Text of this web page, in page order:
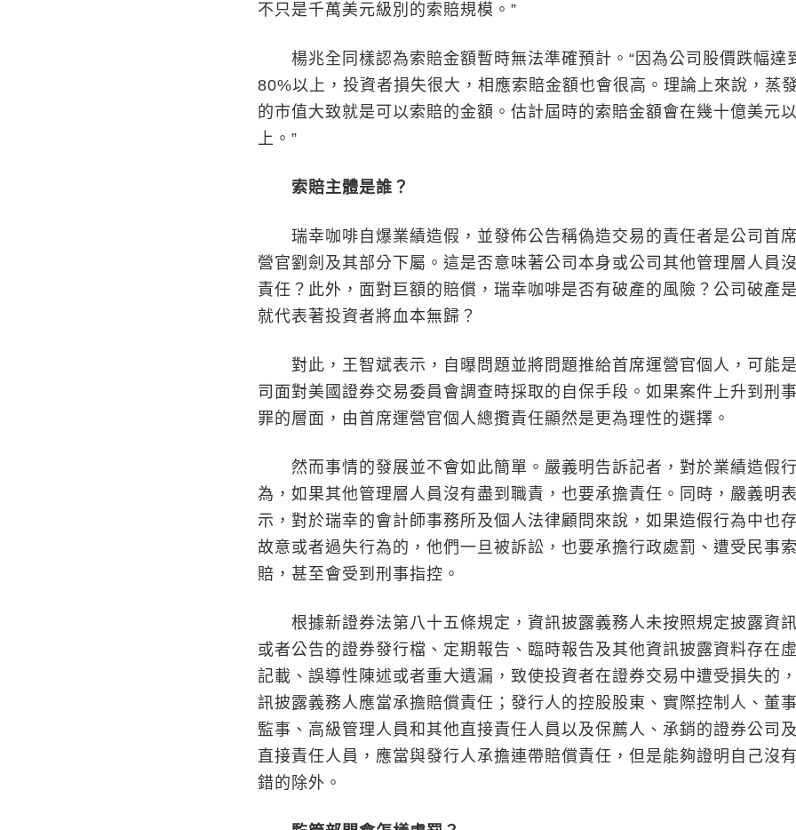
不只是千萬美元級別的索賠規模。”
楊兆全同樣認為索賠金額暫時無法準確預計。“因為公司股價跌幅達
80%以上，投資者損失很大，相應索賠金額也會很高。理論上來說，蒸
的市值大致就是可以索賠的金額。估計屆時的索賠金額會在幾十億美元以
上。”
索賠主體是誰？
瑞幸咖啡自爆業績造假，並發佈公告稱偽造交易的責任者是公司首
營官劉劍及其部分下屬。這是否意味著公司本身或公司其他管理層人員
責任？此外，面對巨額的賠償，瑞幸咖啡是否有破產的風險？公司破產
就代表著投資者將血本無歸？
對此，王智斌表示，自曝問題並將問題推給首席運營官個人，可能
司面對美國證券交易委員會調查時採取的自保手段。如果案件上升到刑
罪的層面，由首席運營官個人總攬責任顯然是更為理性的選擇。
然而事情的發展並不會如此簡單。嚴義明告訴記者，對於業績造假行
為，如果其他管理層人員沒有盡到職責，也要承擔責任。同時，嚴義明表
示，對於瑞幸的會計師事務所及個人法律顧問來說，如果造假行為中也
故意或者過失行為的，他們一旦被訴訟，也要承擔行政處罰、遭受民事索
賠，甚至會受到刑事指控。
根據新證券法第八十五條規定，資訊披露義務人未按照規定披露資訊
或者公告的證券發行檔、定期報告、臨時報告及其他資訊披露資料存在
記載、誤導性陳述或者重大遺漏，致使投資者在證券交易中遭受損失的
訊披露義務人應當承擔賠償責任；發行人的控股股東、實際控制人、董事
監事、高級管理人員和其他直接責任人員以及保薦人、承銷的證券公司
直接責任人員，應當與發行人承擔連帶賠償責任，但是能夠證明自己沒
錯的除外。